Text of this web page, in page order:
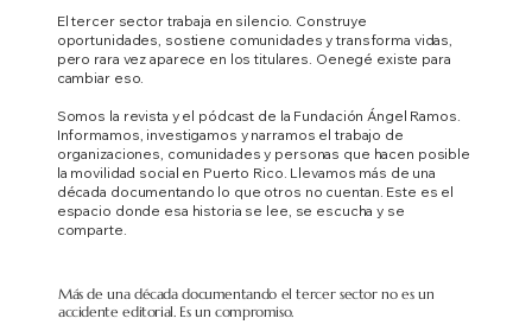
El tercer sector trabaja en silencio. Construye
oportunidades, sostiene comunidades y transforma vidas,
pero rara vez aparece en los titulares. Oenegé existe para
cambiar eso.
Somos la revista y el pódcast de la Fundación Ángel Ramos.
Informamos, investigamos y narramos el trabajo de
organizaciones, comunidades y personas que hacen posible
la movilidad social en Puerto Rico. Llevamos más de una
década documentando lo que otros no cuentan. Este es el
espacio donde esa historia se lee, se escucha y se
comparte.
Más de una década documentando el tercer sector no es un
accidente editorial. Es un compromiso.